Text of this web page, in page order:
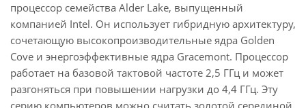
процессор семейства Alder Lake, выпущенный
компанией Intel. Он использует гибридную архитектуру,
сочетающую высокопроизводительные ядра Golden
Cove и энергоэффективные ядра Gracemont. Процессор
работает на базовой тактовой частоте 2,5 ГГц и может
разгоняться при повышении нагрузки до 4,4 ГГц. Эту
серию компьютеров можно считать золотой серединой,